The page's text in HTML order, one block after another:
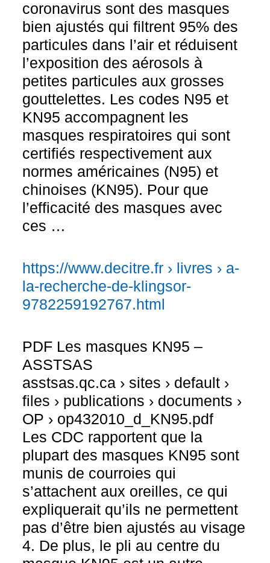
coronavirus sont des masques
bien ajustés qui filtrent 95% des
particules dans l’air et réduisent
l’exposition des aérosols à
petites particules aux grosses
gouttelettes. Les codes N95 et
KN95 accompagnent les
masques respiratoires qui sont
certifiés respectivement aux
normes américaines (N95) et
chinoises (KN95). Pour que
l’efficacité des masques avec
ces …
https://www.decitre.fr › livres › a-
la-recherche-de-klingsor-
9782259192767.html
PDF Les masques KN95 –
ASSTSAS
asstsas.qc.ca › sites › default ›
files › publications › documents ›
OP › op432010_d_KN95.pdf
Les CDC rapportent que la
plupart des masques KN95 sont
munis de courroies qui
s’attachent aux oreilles, ce qui
expliquerait qu’ils ne permettent
pas d’être bien ajustés au visage
4. De plus, le pli au centre du